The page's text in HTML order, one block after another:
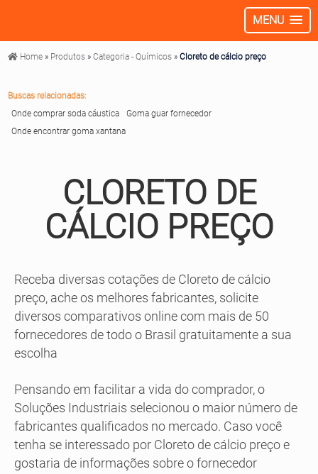
MENU
Home » Produtos » Categoria - Químicos » Cloreto de cálcio preço
Buscas relacionadas:
Onde comprar soda cáustica
Goma guar fornecedor
Onde encontrar goma xantana
CLORETO DE
CÁLCIO PREÇO
Receba diversas cotações de Cloreto de cálcio
preço, ache os melhores fabricantes, solicite
diversos comparativos online com mais de 50
fornecedores de todo o Brasil gratuitamente a sua
escolha
Pensando em facilitar a vida do comprador, o
Soluções Industriais selecionou o maior número de
fabricantes qualificados no mercado. Caso você
tenha se interessado por Cloreto de cálcio preço e
gostaria de informações sobre o fornecedor